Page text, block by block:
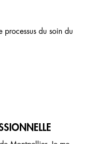
processus du soin du